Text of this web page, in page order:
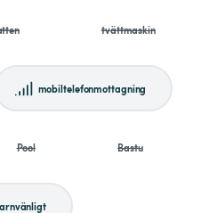
tvättmaskin
mobiltelefonmottagning
Pool Bastu